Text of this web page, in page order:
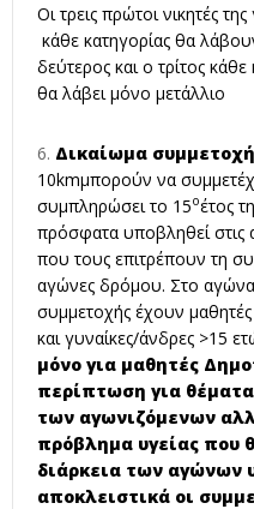
Οι τρεις πρώτοι νικητές
κάθε κατηγορίας θα
δεύτερος και ο τρίτος κάθε
θα λάβει μόνο μετάλλιο
Δικαίωμα
10kmμπορούν να
συμπληρώσει το 15οέτος
πρόσφατα υποβληθεί στις
που τους επιτρέπουν τη
αγώνες δρόμου. Στο
συμμετοχής έχουν
και γυναίκες/άνδρες >15
μόνο για μαθητές
περίπτωση για
των αγωνιζόμενων
πρόβλημα υγείας που
διάρκεια των αγώνων
αποκλειστικά οι